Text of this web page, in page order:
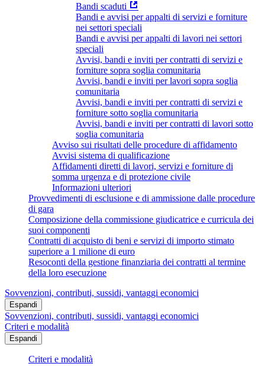
Bandi scaduti
Bandi e avvisi per appalti di servizi e forniture
nei settori speciali
Bandi e avvisi per appalti di lavori nei settori
speciali
Avvisi, bandi e inviti per contratti di servizi e
forniture sopra soglia comunitaria
Avvisi, bandi e inviti per lavori sopra soglia
comunitaria
Avvisi, bandi e inviti per contratti di servizi e
forniture sotto soglia comunitaria
Avvisi, bandi e inviti per contratti di lavori sotto
soglia comunitaria
Avviso sui risultati delle procedure di affidamento
Avvisi sistema di qualificazione
Affidamenti diretti di lavori, servizi e forniture di
somma urgenza e di protezione civile
Informazioni ulteriori
Provvedimenti di esclusione e di ammissione dalle procedure
di gara
Composizione della commissione giudicatrice e curricula dei
suoi componenti
Contratti di acquisto di beni e servizi di importo stimato
superiore a 1 milione di euro
Resoconti della gestione finanziaria dei contratti al termine
della loro esecuzione
Sovvenzioni, contributi, sussidi, vantaggi economici
Espandi
Sovvenzioni, contributi, sussidi, vantaggi economici
Criteri e modalità
Espandi
Criteri e modalità